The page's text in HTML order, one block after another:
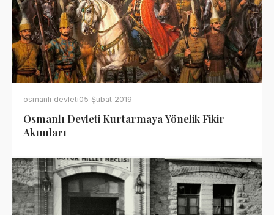
osmanlı devleti05 Şubat 2019
Osmanlı Devleti Kurtarmaya Yönelik Fikir
Akımları